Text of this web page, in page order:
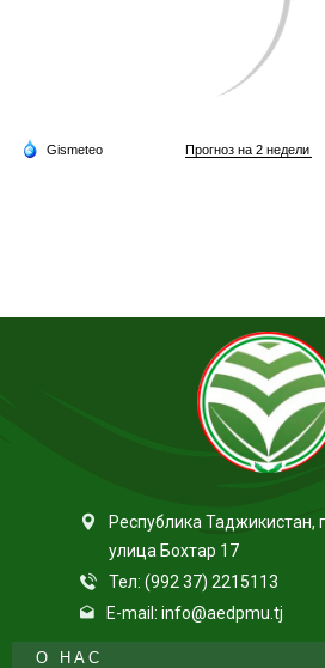
Республика Таджикистан,
улица Бохтар 17
Тел: (992 37) 2215113
E-mail: info@aedpmu.tj
О НАС